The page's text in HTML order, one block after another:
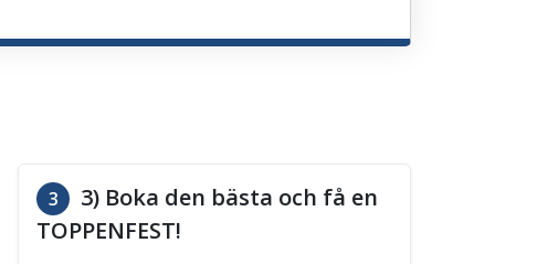
3
3) Boka den bästa och få en
TOPPENFEST!